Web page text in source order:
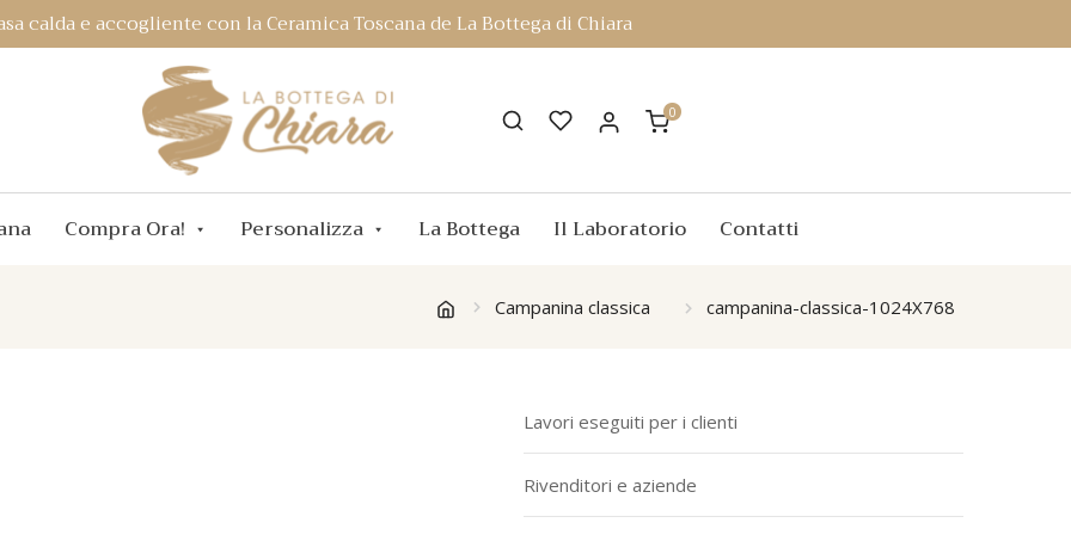
calda e accogliente con la Ceramica Toscana de La Bottega di Chiara
0
Compra Ora! Personalizza La Bottega Il Laboratorio Contatti
Campanina classica campanina-classica-1024X768
Lavori eseguiti per i clienti
Rivenditori e aziende